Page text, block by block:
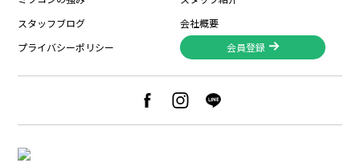
スタッフブログ
会社概要
プライバシーポリシー
会員登録